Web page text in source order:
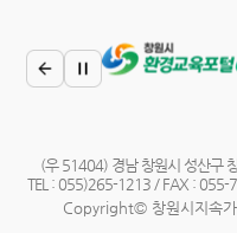
(우 51404) 경남 창원시 성산구
TEL : 055)265-1213 / FAX : 055-
Copyright© 창원시지속